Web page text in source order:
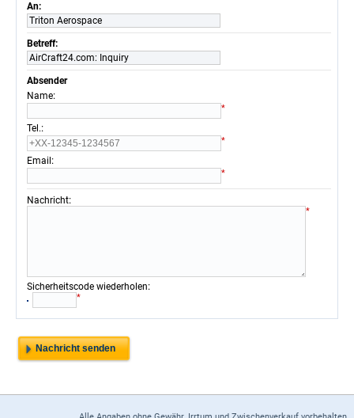
An:
Triton Aerospace
Betreff:
AirCraft24.com: Inquiry
Absender
Name:
*
Tel.:
*
Email :
*
Nachricht:
*
Sicherheitscode wiederholen:
*